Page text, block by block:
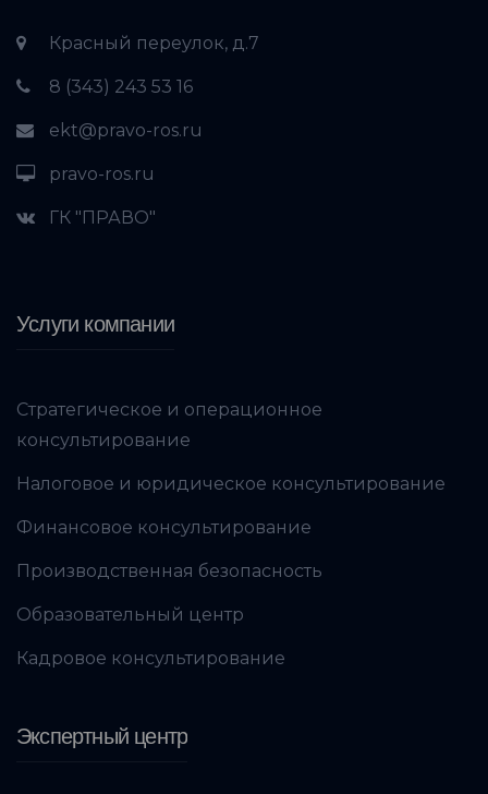
Красный переулок, д.7
8 (343) 243 53 16
ekt@pravo-ros.ru
pravo-ros.ru
ГК "ПРАВО"
Услуги компании
Стратегическое и операционное
консультирование
Налоговое и юридическое консультирование
Финансовое консультирование
Производственная безопасность
Образовательный центр
Кадровое консультирование
Экспертный центр